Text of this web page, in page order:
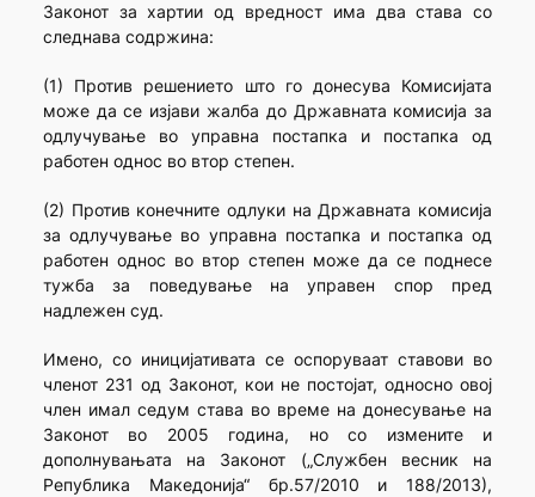
Законот за хартии од вредност има два става со
следнава содржина:
(1) Против решението што го донесува Комисијата
може да се изјави жалба до Државната комисија за
одлучување во управна постапка и постапка од
работен однос во втор степен.
(2) Против конечните одлуки на Државната комисија
за одлучување во управна постапка и постапка од
работен однос во втор степен може да се поднесе
тужба за поведување на управен спор пред
надлежен суд.
Имено, со иницијативата се оспоруваат ставови во
членот 231 од Законот, кои не постојат, односно овој
член имал седум става во време на донесување на
Законот во 2005 година, но со измените и
дополнувањата на Законот („Службен весник на
Република Македонија“ бр.57/2010 и 188/2013),